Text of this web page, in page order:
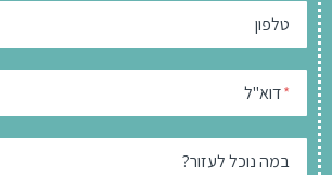
טלפון
*דוא"ל
במה נוכל לעזור?